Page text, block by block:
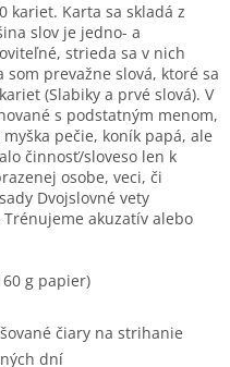
kariet. Karta sa skladá z
slov je jedno- a
strieda sa v nich
prevažne slová, ktoré sa
(Slabiky a prvé slová). V
s podstatným menom,
pečie, koník papá, ale
činnosť/sloveso len k
osobe, veci, či
Dvojslovné vety
akuzatív alebo
g papier)
čiary na strihanie
dní